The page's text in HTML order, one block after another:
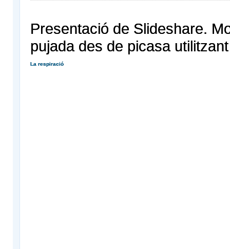
Presentació de Slideshare.
pujada des de picasa
La respiració